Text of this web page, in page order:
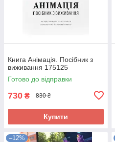
Книга Анімація. Посібник з
виживання 175125
Готово до відправки
730 ₴ 830 ₴
Купити
–12%